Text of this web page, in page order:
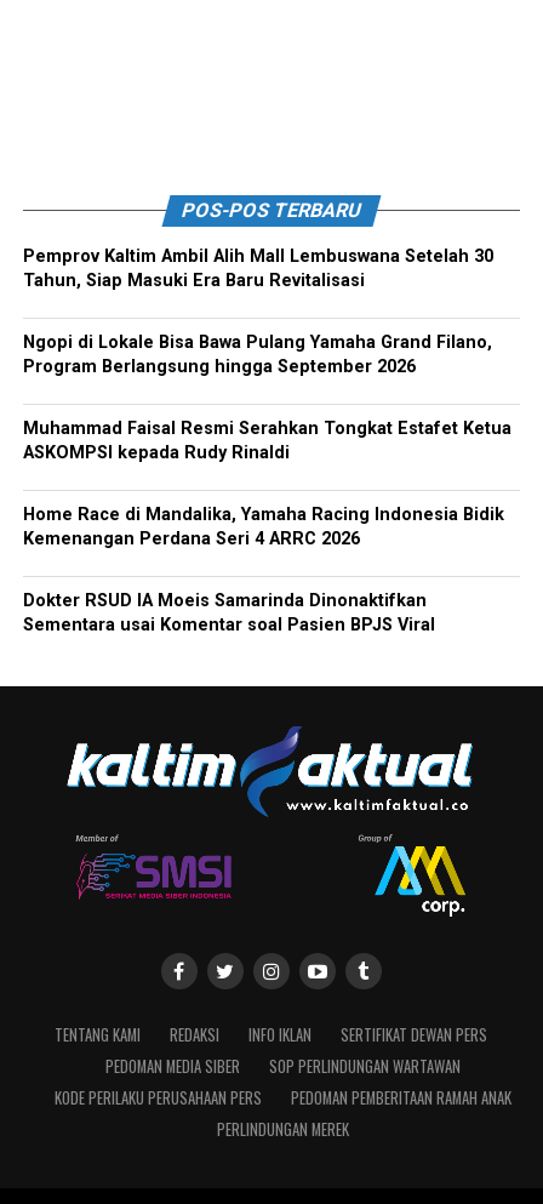
POS-POS TERBARU
Pemprov Kaltim Ambil Alih Mall Lembuswana Setelah 30
Tahun, Siap Masuki Era Baru Revitalisasi
Ngopi di Lokale Bisa Bawa Pulang Yamaha Grand Filano,
Program Berlangsung hingga September 2026
Muhammad Faisal Resmi Serahkan Tongkat Estafet Ketua
ASKOMPSI kepada Rudy Rinaldi
Home Race di Mandalika, Yamaha Racing Indonesia Bidik
Kemenangan Perdana Seri 4 ARRC 2026
Dokter RSUD IA Moeis Samarinda Dinonaktifkan
Sementara usai Komentar soal Pasien BPJS Viral
TENTANG KAMI REDAKSI INFO IKLAN
SERTIFIKAT DEWAN PERS
PEDOMAN MEDIA SIBER
SOP PERLINDUNGAN WARTAWAN
KODE PERILAKU PERUSAHAAN PERS
PEDOMAN PEMBERITAAN RAMAH ANAK
PERLINDUNGAN MEREK